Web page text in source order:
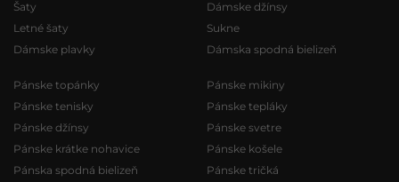
Šaty
Letné šaty
Dámske plavky
Dámske džínsy
Sukne
Dámska spodná bielizeň
Pánske topánky
Pánske tenisky
Pánske džínsy
Pánske krátke nohavice
Pánska spodná bielizeň
Pánske mikiny
Pánske tepláky
Pánske svetre
Pánske košele
Pánske tričká